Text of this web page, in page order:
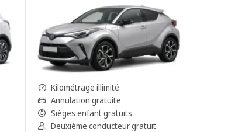
Kilométrage illimité
Annulation gratuite
Sièges enfant gratuits
Deuxième conducteur gratuit